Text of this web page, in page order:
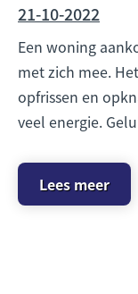
21-10-2022
Een woning
met zich mee.
opfrissen en
veel energie.
Lees meer